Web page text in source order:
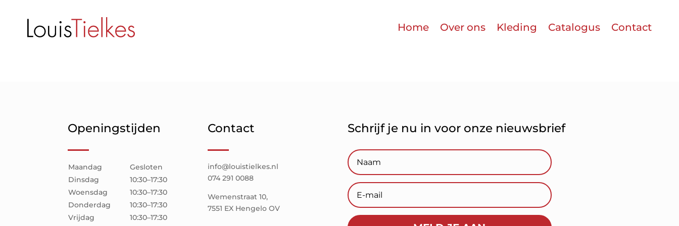
Home Over ons Kleding Catalogus Contact
Openingstijden
Maandag
Gesloten
Dinsdag
10:30–17:30
Woensdag
10:30–17:30
Donderdag
10:30–17:30
Vrijdag
10:30–17:30
Contact
info@louistielkes.nl
074 291 0088
Wemenstraat 10,
7551 EX Hengelo OV
Schrijf je nu in voor onze nieuwsbrief